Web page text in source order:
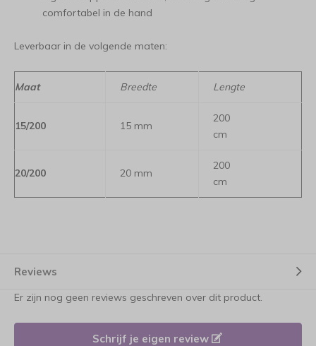
comfortabel in de hand
Leverbaar in de volgende maten:
Maat Breedte Lengte
15/200 15 mm
200
cm
20/200 20 mm
200
cm
Reviews
Er zijn nog geen reviews geschreven over dit product.
Schrijf je eigen review